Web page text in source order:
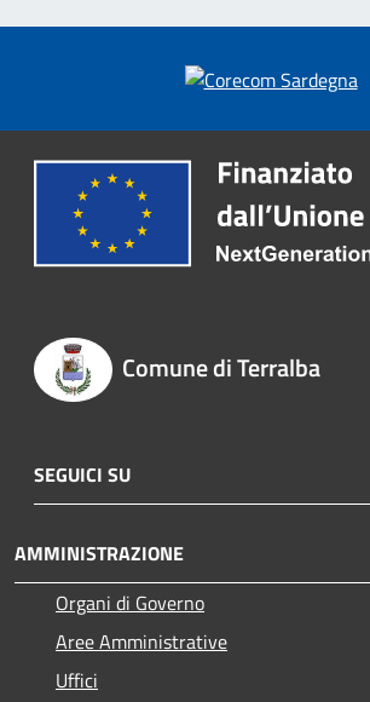
Comune di Terralba
SEGUICI SU
AMMINISTRAZIONE
Organi di Governo
Aree Amministrative
Uffici